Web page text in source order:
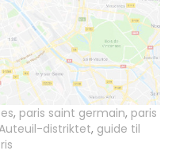
, paris saint germain, paris
distriktet, guide til